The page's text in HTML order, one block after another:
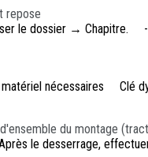
repose
le dossier → Chapitre.
nécessaires Clé
du montage
le desserrage,